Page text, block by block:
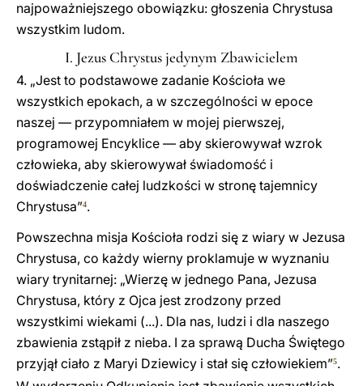
najpoważniejszego obowiązku: głoszenia Chrystusa
wszystkim ludom.
I. Jezus Chrystus jedynym Zbawicielem
4. „Jest to podstawowe zadanie Kościoła we
wszystkich epokach, a w szczególności w epoce
naszej — przypomniałem w mojej pierwszej,
programowej Encyklice — aby skierowywał wzrok
człowieka, aby skierowywał świadomość i
doświadczenie całej ludzkości w stronę tajemnicy
Chrystusa”4.
Powszechna misja Kościoła rodzi się z wiary w Jezusa
Chrystusa, co każdy wierny proklamuje w wyznaniu
wiary trynitarnej: „Wierzę w jednego Pana, Jezusa
Chrystusa, który z Ojca jest zrodzony przed
wszystkimi wiekami (...). Dla nas, ludzi i dla naszego
zbawienia zstąpił z nieba. I za sprawą Ducha Świętego
przyjął ciało z Maryi Dziewicy i stał się człowiekiem”5.